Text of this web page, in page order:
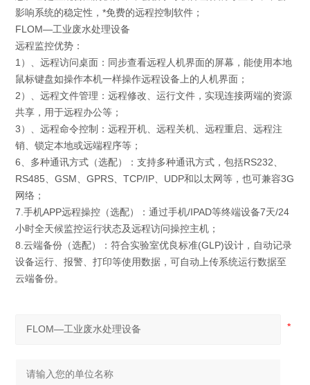
影响系统的稳定性，*免费的远程控制软件；
FLOM—工业废水处理设备
远程监控优势：
1）、远程访问桌面：同步查看远程人机界面的屏幕，能使用本地
鼠标键盘如操作本机一样操作远程设备上的人机界面；
2）、远程文件管理：远程修改、运行文件，实现连接两端的资源
共享，用于远程办公等；
3）、远程命令控制：远程开机、远程关机、远程重启、远程注
销、锁定本地或远端程序等；
6、多种通讯方式（选配）：支持多种通讯方式，包括RS232、
RS485、GSM、GPRS、TCP/IP、UDP和以太网等，也可兼容3G
网络；
7.手机APP远程操控（选配）：通过手机/IPAD等终端设备7天/24
小时全天候监控运行状态及远程访问操控主机；
8.云端备份（选配）：符合实验室优良标准(GLP)设计，自动记录
设备运行、报警、打印等使用数据，可自动上传系统运行数据至
云端备份。